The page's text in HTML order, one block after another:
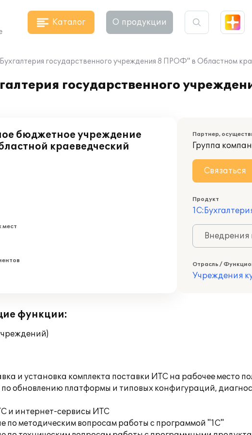
Каталог О продукции
государственного учреждения 8 ПРОФ" в Областном
государственного
бюджетное учреждение
краеведческий
мест
Партнер,
Группа
Связаться
Продукт
Внедрения
Отрасль /
Учреждения
функции:
и установка комплекта поставки ИТС на рабочее место
обновлению платформы и типовых конфигураций,
и интернет-сервисы ИТС
по методическим вопросам работы с программой "1С"